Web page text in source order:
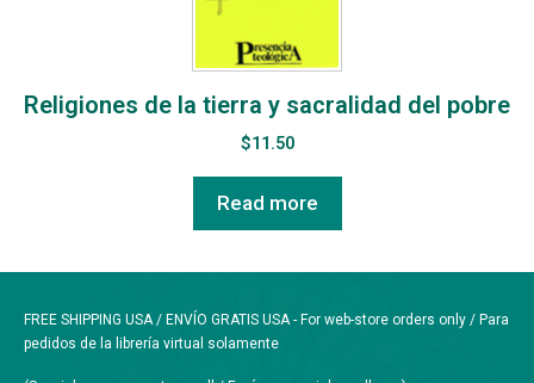
Religiones de la tierra y sacralidad del pobre
$11.50
Read more
FREE SHIPPING USA / ENVÍO GRATIS USA - For web-store orders only / Para
pedidos de la librería virtual solamente